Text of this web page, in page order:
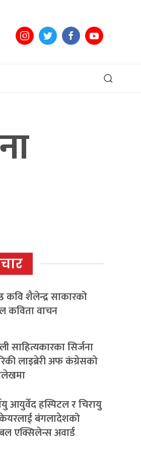
कवि शैलेन्द्र साकारको
कविता वाचन
साहित्यकारका सिर्जना
लाइब्रेरी अफ कंग्रेसको
आयुर्वेद हस्पिटल र चिरायु
बंगलादेशको
एक्सिलेन्स अवार्ड